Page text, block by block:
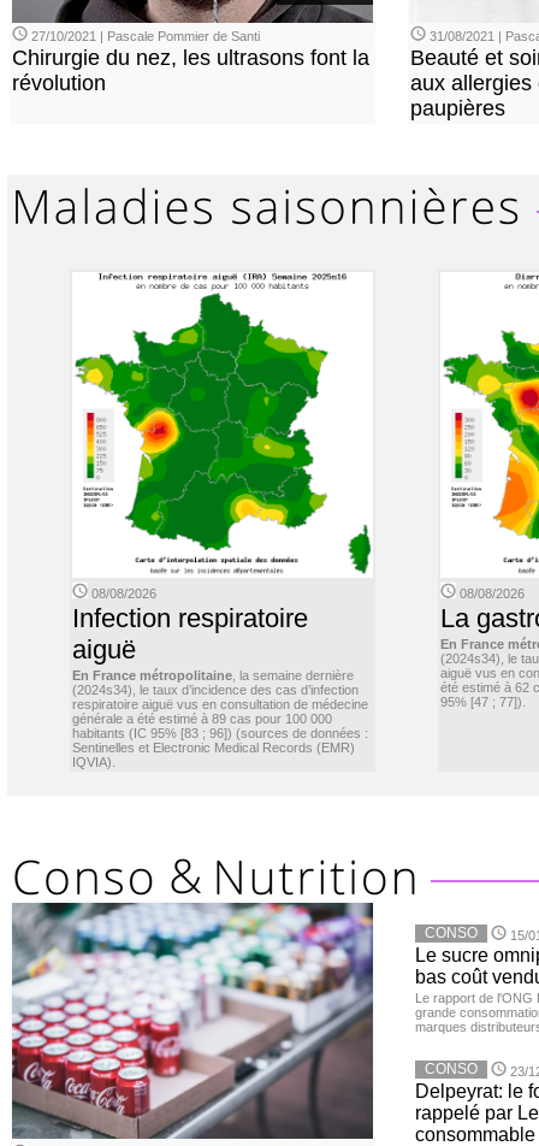
27/10/2021 | Pascale Pommier de Santi
Chirurgie du nez, les ultrasons font la
révolution
31/08/2021 |
Beauté et
aux allergies
paupières
08/08/2026
Infection respiratoire
aiguë
En France métropolitaine , la semaine dernière
(2024s34), le taux d’incidence des cas d’infection
respiratoire aiguë vus en consultation de médecine
générale a été estimé à 89 cas pour 100 000
habitants (IC 95% [83 ; 96]) (sources de données :
Sentinelles et Electronic Medical Records (EMR)
IQVIA).
08/08/2026
La
En France
(2024s34), le
aiguë vus en
été estimé à 62
95% [47 ; 77]).
CONSO 15/
Le sucre
bas coût
Le rapport de l'ONG
grande
marques
CONSO 23/
Delpeyrat: le
rappelé par
consommable